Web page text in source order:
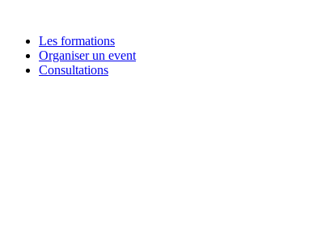
Les formations
Organiser un event
Consultations